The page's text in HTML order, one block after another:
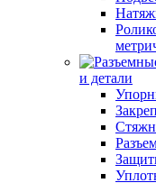
и детали